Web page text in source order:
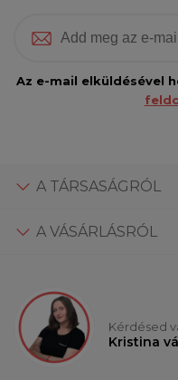
Az e-mail elküldésével
A TÁRSASÁGRÓL
A VÁSÁRLÁSRÓL
Kérdésed
Kristina